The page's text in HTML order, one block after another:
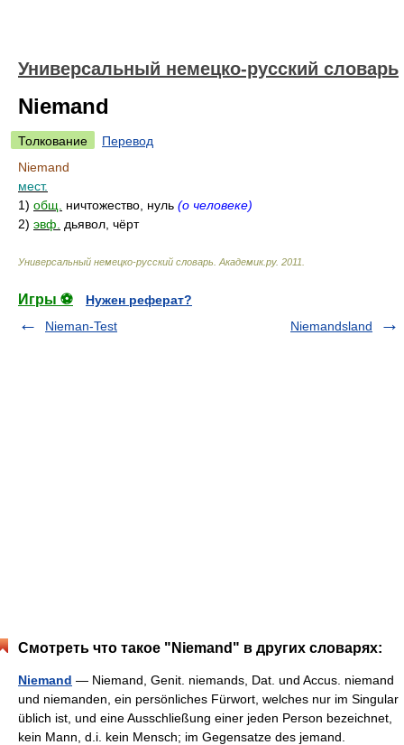
Универсальный немецко-русский словарь
Niemand
Толкование
Перевод
Niemand
мест.
1) общ. ничтожество, нуль (о человеке)
2) эвф. дьявол, чёрт
Универсальный немецко-русский словарь Академик.ру. 2011
Игры ⚽
Нужен реферат?
Nieman-Test
Niemandsland
Смотреть что такое "Niemand" в других словарях:
Niemand — Niemand, Genit. niemands, Dat. und Accus. niemand
und niemanden, ein persönliches Fürwort, welches nur im Singular
üblich ist, und eine Ausschließung einer jeden Person bezeichnet,
kein Mann, d.i. kein Mensch; im Gegensatze des jemand.